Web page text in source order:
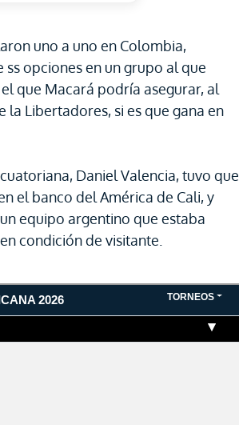
uno a uno en Colombia,
opciones en un grupo al que
que Macará podría asegurar, al
la Libertadores, si es que gana en
Daniel Valencia, tuvo que
el banco del América de Cali, y
equipo argentino que estaba
condición de visitante.